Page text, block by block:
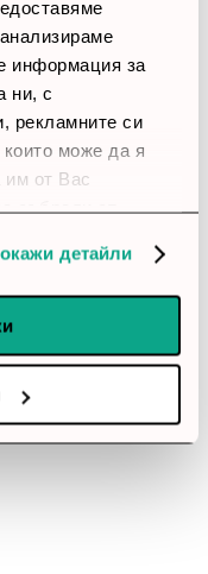
информация за
ни, с
рекламните си
които може да я
им от Вас
събрали от
детайли